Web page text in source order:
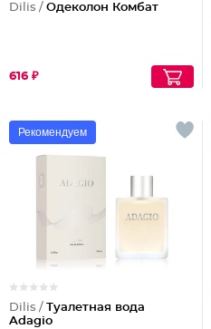
Dilis / Одеколон Комбат
616 ₽
Рекомендуем
Dilis / Туалетная вода
Adagio